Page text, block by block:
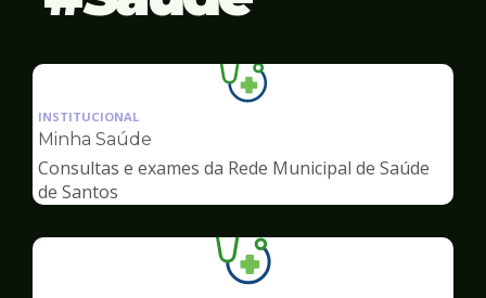
Ilustração
da
de
Saúde
INSTITUCIONAL
Minha Saúde
Consultas e exames da Rede Municipal de Saúde
de Santos